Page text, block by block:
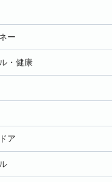
ー
・健康
ア